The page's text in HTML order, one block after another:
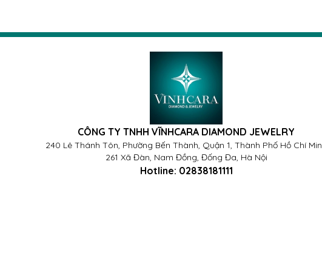
CÔNG TY TNHH VĨNHCARA DIAMOND JEWELRY
240 Lê Thánh Tôn, Phường Bến Thành, Quận 1, Thành Phố Hồ Chí
261 Xã Đàn, Nam Đồng, Đống Đa, Hà Nội
Hotline: 02838181111